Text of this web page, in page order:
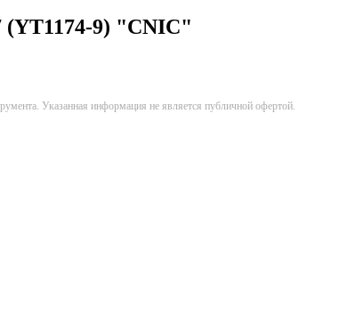
(YT1174-9) "CNIC"
Указанная информация не является публичной офертой.